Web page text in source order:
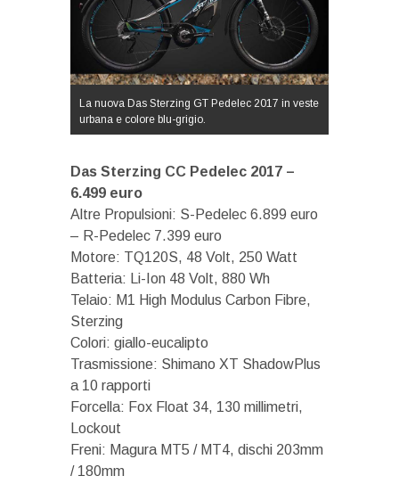
La nuova Das Sterzing GT Pedelec 2017 in veste
urbana e colore blu-grigio.
Das Sterzing CC Pedelec 2017 –
6.499 euro
Altre Propulsioni: S-Pedelec 6.899 euro
– R-Pedelec 7.399 euro
Motore: TQ120S, 48 Volt, 250 Watt
Batteria: Li-Ion 48 Volt, 880 Wh
Telaio: M1 High Modulus Carbon Fibre,
Sterzing
Colori: giallo-eucalipto
Trasmissione: Shimano XT ShadowPlus
a 10 rapporti
Forcella: Fox Float 34, 130 millimetri,
Lockout
Freni: Magura MT5 / MT4, dischi 203mm
/ 180mm